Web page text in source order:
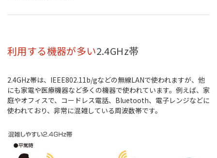
利用する機器が多い2.4GHz帯
2.4GHz帯は、IEEE802.11b/gなどの無線LANで使われますが、他
にも家電や医療機器など多くの機器で使われています。例えば、家
庭やオフィスで、コードレス電話、Bluetooth、電子レンジなどに
使われており、非常に混雑している周波数帯です。